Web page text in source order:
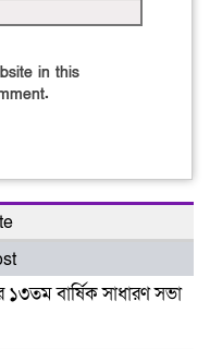
in this
১৩তম বার্ষিক সাধারণ সভা